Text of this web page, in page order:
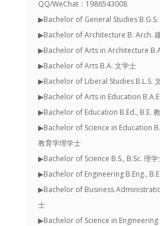
QQ/WeChat：1986543008
▶Bachelor of General Studies B.G.S.
▶Bachelor of Architecture B. Arch.
▶Bachelor of Arts in Architecture
▶Bachelor of Arts B.A. 文学士
▶Bachelor of Liberal Studies B.L.S.
▶Bachelor of Arts in Education
▶Bachelor of Education B.Ed., B.E.
▶Bachelor of Science in Education
教育学理学士
▶Bachelor of Science B.S., B.Sc. 理学
▶Bachelor of Engineering B.Eng.,
▶Bachelor of Business
士
▶Bachelor of Science in Engineering